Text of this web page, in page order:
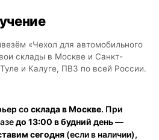
«Чехол для автомобильного
склады в Москве и Санкт-
и Калуге, ПВЗ по всей России.
со склада в Москве. При
до 13:00 в будний день —
сегодня (если в наличии),